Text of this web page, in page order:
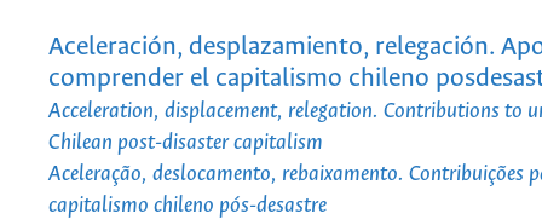
Aceleración, desplazamiento, relegación.
comprender el capitalismo chileno
Acceleration, displacement, relegation. Contributions to
Chilean post-disaster capitalism
Aceleração, deslocamento, rebaixamento. Contribuições
capitalismo chileno pós-desastre